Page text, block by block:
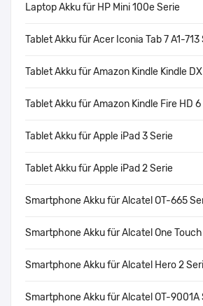
Laptop Akku für HP Mini 100e Serie
Tablet Akku für Acer Iconia Tab 7 A1-713
Tablet Akku für Amazon Kindle Kindle
Tablet Akku für Amazon Kindle Fire HD
Tablet Akku für Apple iPad 3 Serie
Tablet Akku für Apple iPad 2 Serie
Smartphone Akku für Alcatel OT-665
Smartphone Akku für Alcatel One
Smartphone Akku für Alcatel Hero 2
Smartphone Akku für Alcatel OT-9001A